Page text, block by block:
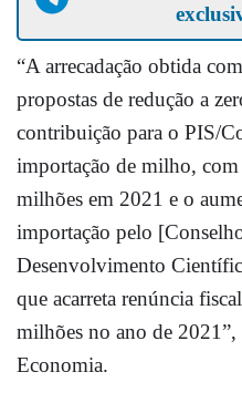
“A arrecadação obtida
propostas de redução a
contribuição para o PIS/
importação de milho,
milhões em 2021 e o
importação pelo
Desenvolvimento
que acarreta renúncia
milhões no ano de
Economia.